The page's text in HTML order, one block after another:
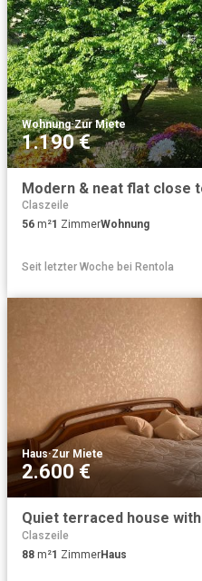
Wohnung·Zur Miete
1.190 €
Claszeile
56 m²1 ZimmerWohnung
Seit letzter Woche bei Rentola
Haus·Zur Miete
2.600 €
Claszeile
88 m²1 ZimmerHaus